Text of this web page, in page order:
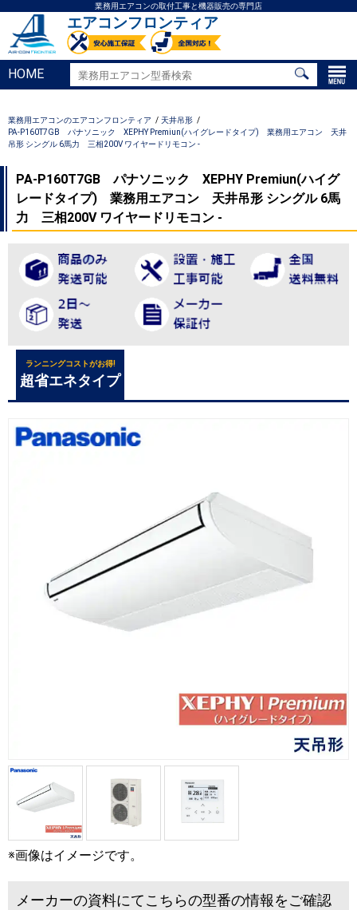
業務用エアコンの取付工事と機器販売の専門店
エアコンフロンティア
HOME
業務用エアコンのエアコンフロンティア
天井吊形
PA-P160T7GB パナソニック XEPHY Premiun(ハイグレードタイプ) 業務用エアコン 天井
吊形 シングル 6馬力 三相200V ワイヤードリモコン -
PA-P160T7GB パナソニック XEPHY Premiun(ハイグ
レードタイプ) 業務用エアコン 天井吊形 シングル 6馬
力 三相200V ワイヤードリモコン -
ランニングコストがお得!
超省エネタイプ
※画像はイメージです。
メーカーの資料にてこちらの型番の情報をご確認